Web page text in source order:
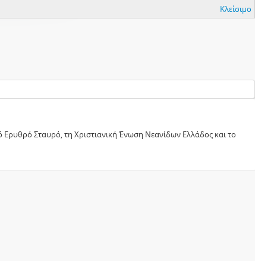
Κλείσιμο
Σταυρό, τη Χριστιανική Ένωση Νεανίδων Ελλάδος και το